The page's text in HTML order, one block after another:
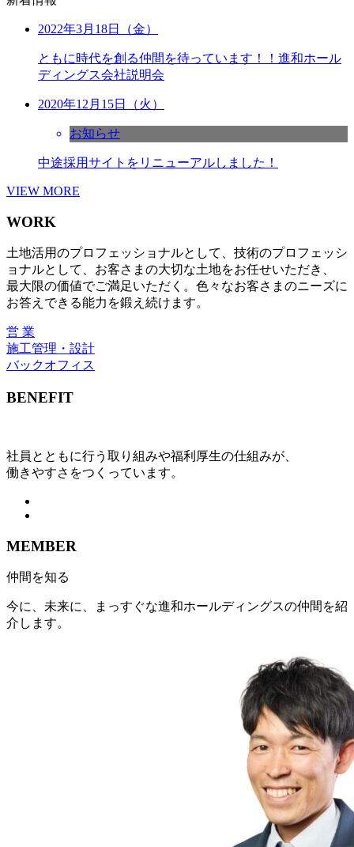
2022年3月18日（金）
ともに時代を創る仲間を待っています！！進和ホール
ディングス会社説明会
2020年12月15日（火）
お知らせ
中途採用サイトをリニューアルしました！
VIEW MORE
WORK
土地活用のプロフェッショナルとして、技術のプロフェッシ
ョナルとして、お客さまの大切な土地をお任せいただき、
最大限の価値でご満足いただく。色々なお客さまのニーズに
お答えできる能力を鍛え続けます。
営 業
施工管理・設計
バックオフィス
BENEFIT
社員とともに行う取り組みや福利厚生の仕組みが、
働きやすさをつくっています。
MEMBER
仲間を知る
今に、未来に、まっすぐな進和ホールディングスの仲間を紹
介します。